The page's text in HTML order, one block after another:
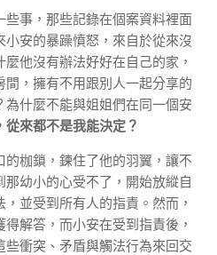
事，那些記錄在個案資料裡面
安的暴躁憤怒，來自於從來沒
他沒有辦法好好在自己的家，
間，擁有不用跟別人一起分享的
什麼不能與姐姐們在同一個安
來都不是我能決定？
枷鎖，鍊住了他的羽翼，讓不
幼小的心受不了，開始放縱自
並受到所有人的指責。然而，
解答，而小安在受到指責後，
衝突、矛盾與觸法行為來回交